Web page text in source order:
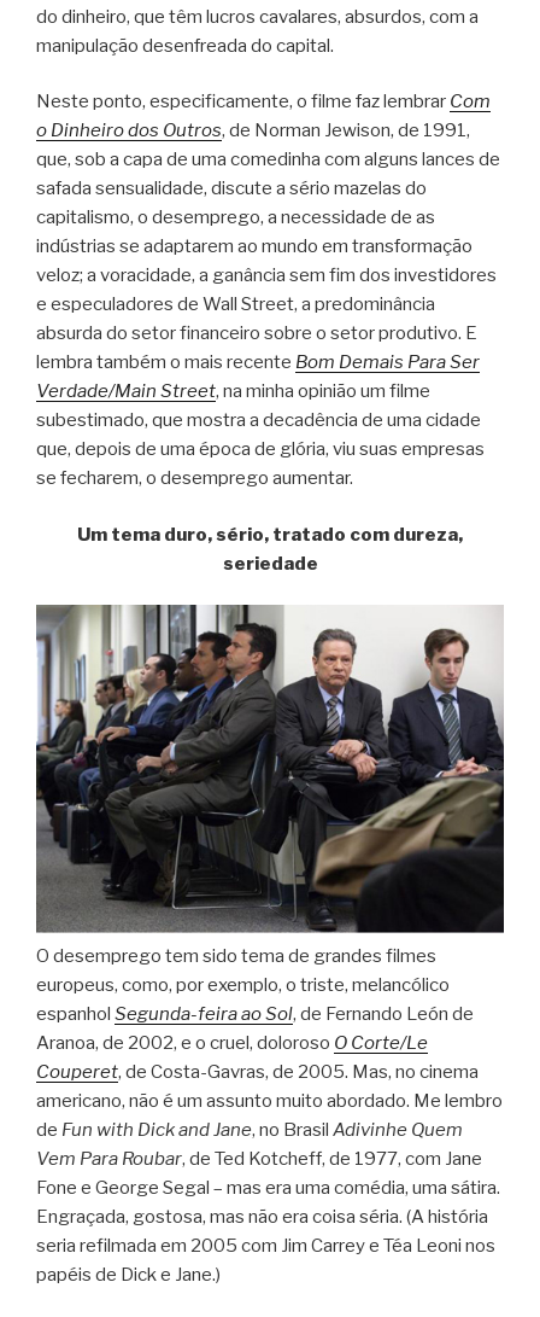
do dinheiro, que têm lucros cavalares, absurdos, com a
manipulação desenfreada do capital.
Neste ponto, especificamente, o filme faz lembrar Com
o Dinheiro dos Outros, de Norman Jewison, de 1991,
que, sob a capa de uma comedinha com alguns lances de
safada sensualidade, discute a sério mazelas do
capitalismo, o desemprego, a necessidade de as
indústrias se adaptarem ao mundo em transformação
veloz; a voracidade, a ganância sem fim dos investidores
e especuladores de Wall Street, a predominância
absurda do setor financeiro sobre o setor produtivo. E
lembra também o mais recente Bom Demais Para Ser
Verdade/Main Street, na minha opinião um filme
subestimado, que mostra a decadência de uma cidade
que, depois de uma época de glória, viu suas empresas
se fecharem, o desemprego aumentar.
Um tema duro, sério, tratado com dureza,
seriedade
O desemprego tem sido tema de grandes filmes
europeus, como, por exemplo, o triste, melancólico
espanhol Segunda-feira ao Sol, de Fernando León de
Aranoa, de 2002, e o cruel, doloroso O Corte/Le
Couperet, de Costa-Gavras, de 2005. Mas, no cinema
americano, não é um assunto muito abordado. Me lembro
de Fun with Dick and Jane, no Brasil Adivinhe Quem
Vem Para Roubar, de Ted Kotcheff, de 1977, com Jane
Fone e George Segal – mas era uma comédia, uma sátira.
Engraçada, gostosa, mas não era coisa séria. (A história
seria refilmada em 2005 com Jim Carrey e Téa Leoni nos
papéis de Dick e Jane.)